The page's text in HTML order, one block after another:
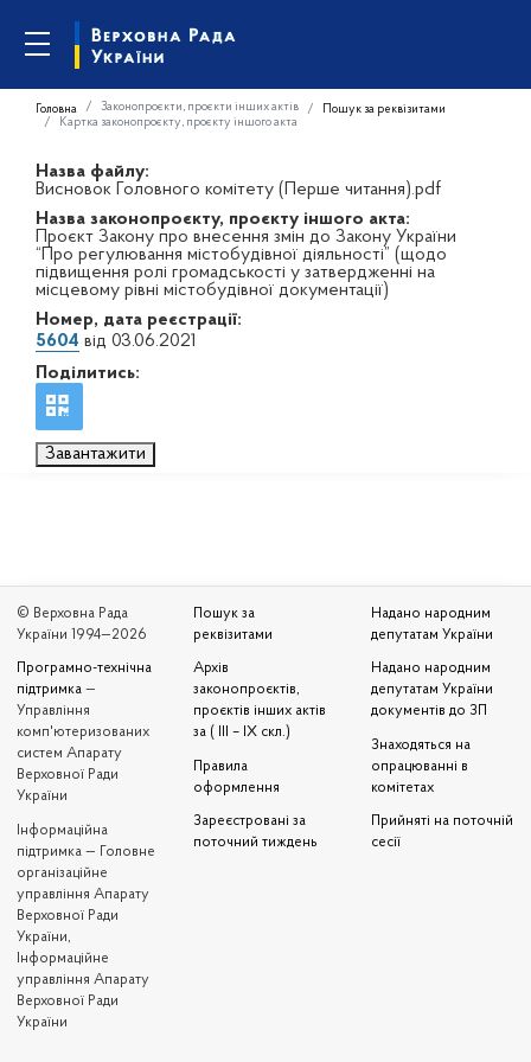
Головна Законопроєкти, проєкти інших актів
Пошук за реквізитами
Картка законопроєкту, проєкту іншого акта
Назва файлу:
Висновок Головного комітету (Перше читання).pdf
Назва законопроєкту, проєкту іншого акта:
Проєкт Закону про внесення змін до Закону України
“Про регулювання містобудівної діяльності” (щодо
підвищення ролі громадськості у затвердженні на
місцевому рівні містобудівної документації)
Номер, дата реєстрації:
5604 від 03.06.2021
Поділитись:
Завантажити
© Верховна Рада
України 1994—2026
Програмно-технічна
підтримка —
Управління
комп'ютеризованих
систем Апарату
Верховної Ради
України
Iнформаційна
підтримка — Головне
організаційне
управління Апарату
Верховної Ради
України,
Інформаційне
управління Апарату
Верховної Ради
України
Пошук за
реквізитами
Архів
законопроєктів,
проєктів інших актів
за ( III – IX скл.)
Правила
оформлення
Зареєстровані за
поточний тиждень
Надано народним
депутатам України
Надано народним
депутатам України
документів до ЗП
Знаходяться на
опрацюванні в
комітетах
Прийняті на поточній
сесії